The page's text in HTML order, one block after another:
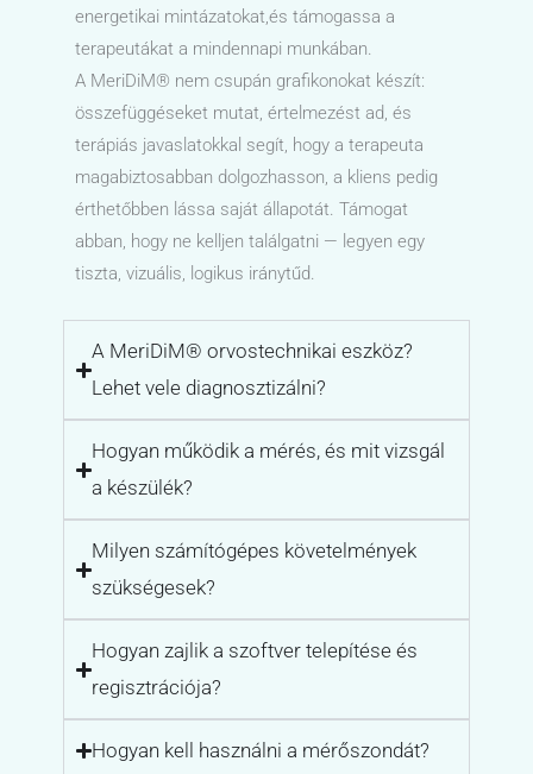
energetikai mintázatokat,és támogassa a
terapeutákat a mindennapi munkában.
A MeriDiM® nem csupán grafikonokat készít:
összefüggéseket mutat, értelmezést ad, és
terápiás javaslatokkal segít, hogy a terapeuta
magabiztosabban dolgozhasson, a kliens pedig
érthetőbben lássa saját állapotát. Támogat
abban, hogy ne kelljen találgatni — legyen egy
tiszta, vizuális, logikus iránytűd.
A MeriDiM® orvostechnikai eszköz?
Lehet vele diagnosztizálni?
Hogyan működik a mérés, és mit vizsgál
a készülék?
Milyen számítógépes követelmények
szükségesek?
Hogyan zajlik a szoftver telepítése és
regisztrációja?
Hogyan kell használni a mérőszondát?